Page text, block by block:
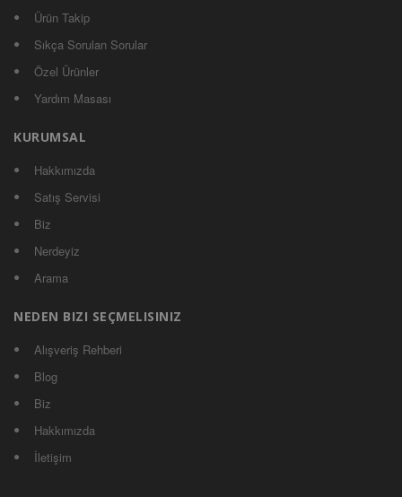
Ürün Takip
Sıkça Sorulan Sorular
Özel Ürünler
Yardım Masası
KURUMSAL
Hakkımızda
Satış Servisi
Biz
Nerdeyiz
Arama
NEDEN BIZI SEÇMELISINIZ
Alışveriş Rehberi
Blog
Biz
Hakkımızda
İletişim